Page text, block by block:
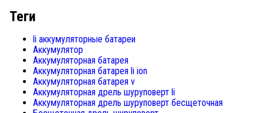
Теги
li аккумуляторные батареи
Аккумулятор
Аккумуляторная батарея
Аккумуляторная батарея li ion
Аккумуляторная батарея v
Аккумуляторная дрель шуруповерт li
Аккумуляторная дрель шуруповерт бесщеточная